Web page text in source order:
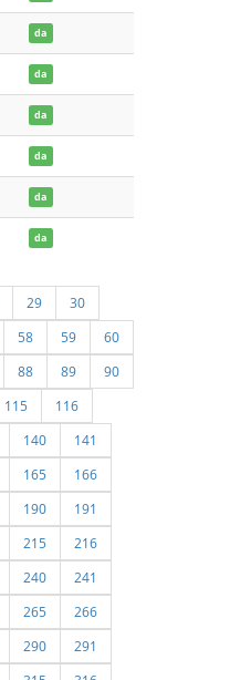
da
da
da
da
da
da
29
30
58 59
60
88 89
90
115
116
140
141
165
166
190
191
215
216
240
241
265
266
290
291